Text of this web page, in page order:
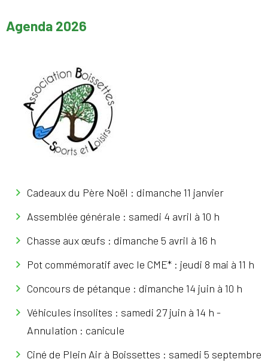
Agenda 2026
Cadeaux du Père Noël : dimanche 11 janvier
Assemblée générale : samedi 4 avril à 10 h
Chasse aux œufs : dimanche 5 avril à 16 h
Pot commémoratif avec le CME* : jeudi 8 mai à 11 h
Concours de pétanque : dimanche 14 juin à 10 h
Véhicules insolites : samedi 27 juin à 14 h -
Annulation : canicule
Ciné de Plein Air à Boissettes : samedi 5 septembre